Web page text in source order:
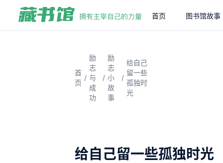
首页 图书馆故事
首
页
/
励
志
与
成
功
/
励
志
小
故
事
/
给自己
留一些
孤独时
光
给自己留一些孤独时光